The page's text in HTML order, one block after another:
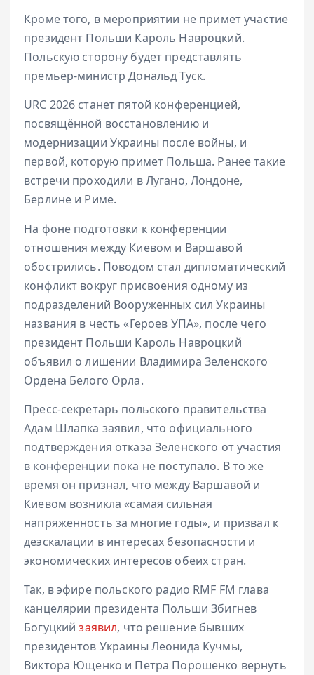
Кроме того, в мероприятии не примет участие
президент Польши Кароль Навроцкий.
Польскую сторону будет представлять
премьер-министр Дональд Туск.
URC 2026 станет пятой конференцией,
посвящённой восстановлению и
модернизации Украины после войны, и
первой, которую примет Польша. Ранее такие
встречи проходили в Лугано, Лондоне,
Берлине и Риме.
На фоне подготовки к конференции
отношения между Киевом и Варшавой
обострились. Поводом стал дипломатический
конфликт вокруг присвоения одному из
подразделений Вооруженных сил Украины
названия в честь «Героев УПА», после чего
президент Польши Кароль Навроцкий
объявил о лишении Владимира Зеленского
Ордена Белого Орла.
Пресс-секретарь польского правительства
Адам Шлапка заявил, что официального
подтверждения отказа Зеленского от участия
в конференции пока не поступало. В то же
время он признал, что между Варшавой и
Киевом возникла «самая сильная
напряженность за многие годы», и призвал к
деэскалации в интересах безопасности и
экономических интересов обеих стран.
Так, в эфире польского радио RMF FM глава
канцелярии президента Польши Збигнев
Богуцкийзаявил, что решение бывших
президентов Украины Леонида Кучмы,
Виктора Ющенко и Петра Порошенко вернуть